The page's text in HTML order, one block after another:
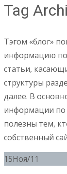
Tag
Тэгом «блог»
информацию по
статьи,
структуры
далее. В
информации
полезны тем,
собственный
15Ноя/11